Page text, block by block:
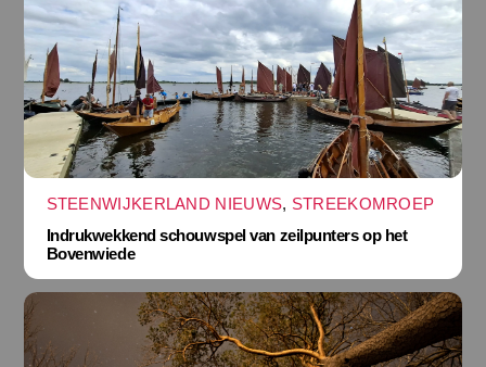
STEENWIJKERLAND NIEUWS, STREEKOMROEP
Indrukwekkend schouwspel van zeilpunters op het
Bovenwiede